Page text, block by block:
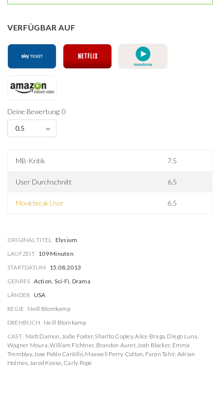
VERFÜGBAR AUF
Deine Bewertung: 0
0.5
MB-Kritik 7.5
User Durchschnitt 6.5
Moviebreak User 6.5
ORIGINAL TITEL Elysium
LAUFZEIT 109 Minuten
STARTDATUM
15.08.2013
GENRES Action, Sci-Fi, Drama
LÄNDER USA
REGIE Neill Blomkamp
DREHBUCH Neill Blomkamp
CAST Matt Damon,Jodie Foster, Sharlto Copley,Alice Braga, Diego Luna,
Wagner Moura,William Fichtner, Brandon Auret,Josh Blacker, Emma
Tremblay,Jose Pablo Cantillo, Maxwell Perry Cotton, Faran Tahir, Adrian
Holmes, Jared Keeso, Carly Pope